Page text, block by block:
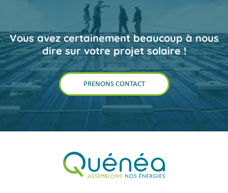
Vous avez certainement beaucoup à nous
dire sur votre projet solaire !
PRENONS CONTACT